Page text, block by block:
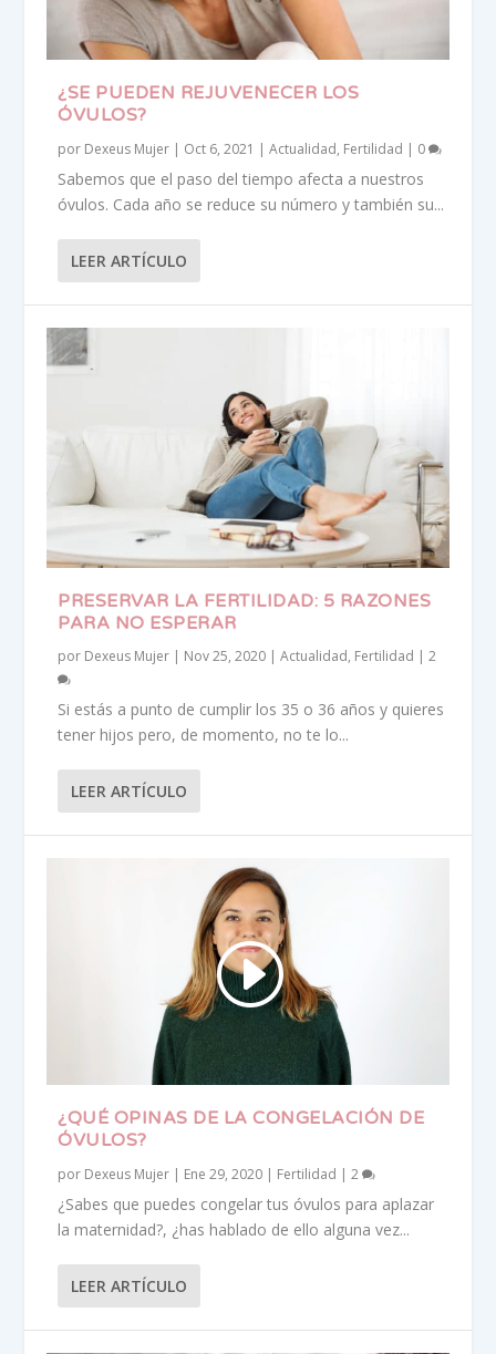
¿SE PUEDEN REJUVENECER LOS
ÓVULOS?
por Dexeus Mujer | Oct 6, 2021 |Actualidad, Fertilidad | 0
Sabemos que el paso del tiempo afecta a nuestros
óvulos. Cada año se reduce su número y también su...
LEER ARTÍCULO
PRESERVAR LA FERTILIDAD: 5 RAZONES
PARA NO ESPERAR
por Dexeus Mujer | Nov 25, 2020 |Actualidad, Fertilidad |2
Si estás a punto de cumplir los 35 o 36 años y quieres
tener hijos pero, de momento, no te lo...
LEER ARTÍCULO
¿QUÉ OPINAS DE LA CONGELACIÓN DE
ÓVULOS?
por Dexeus Mujer | Ene 29, 2020 | Fertilidad |2
¿Sabes que puedes congelar tus óvulos para aplazar
la maternidad?, ¿has hablado de ello alguna vez...
LEER ARTÍCULO